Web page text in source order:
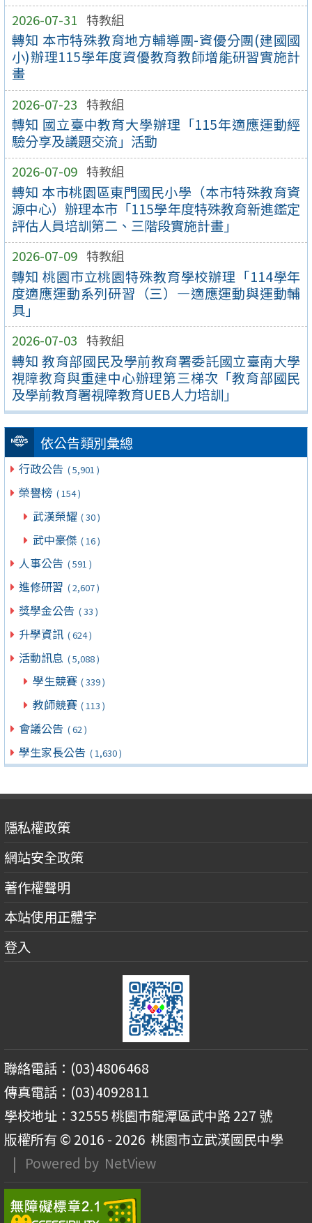
2026-07-31 特教組
轉知 本市特殊教育地方輔導團-資優分團(建國國
小)辦理115學年度資優教育教師增能研習實施計
畫
2026-07-23 特教組
轉知 國立臺中教育大學辦理「115年適應運動經
驗分享及議題交流」活動
2026-07-09 特教組
轉知 本市桃園區東門國民小學（本市特殊教育資
源中心）辦理本市「115學年度特殊教育新進鑑定
評估人員培訓第二、三階段實施計畫」
2026-07-09 特教組
轉知 桃園市立桃園特殊教育學校辦理「114學年
度適應運動系列研習（三）—適應運動與運動輔
具」
2026-07-03 特教組
轉知 教育部國民及學前教育署委託國立臺南大學
視障教育與重建中心辦理第三梯次「教育部國民
及學前教育署視障教育UEB人力培訓」
依公告類別彙總
行政公告 ( 5,901 )
榮譽榜 ( 154 )
武漢榮耀 ( 30 )
武中豪傑 ( 16 )
人事公告 ( 591 )
進修研習 ( 2,607 )
獎學金公告 ( 33 )
升學資訊 ( 624 )
活動訊息 ( 5,088 )
學生競賽 ( 339 )
教師競賽 ( 113 )
會議公告 ( 62 )
學生家長公告 ( 1,630 )
隱私權政策
網站安全政策
著作權聲明
本站使用正體字
登入
聯絡電話：(03)4806468
傳真電話：(03)4092811
學校地址：32555 桃園市龍潭區武中路 227 號
版權所有 © 2016 - 2026 桃園市立武漢國民中學
| Powered by NetView